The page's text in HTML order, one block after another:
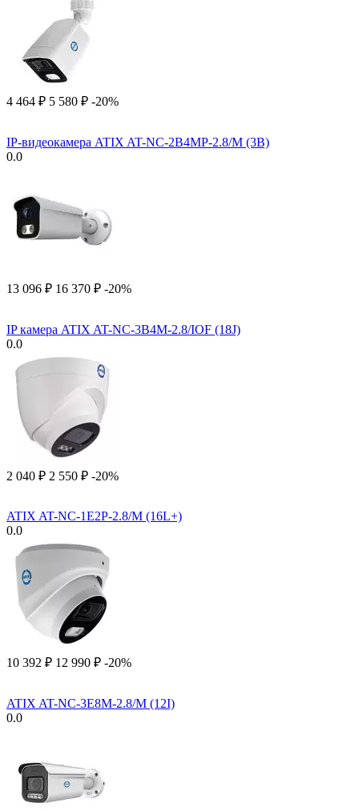
4 464 ₽ 5 580 ₽ -20%
IP-видеокамера ATIX AT-NC-2B4MP-2.8/M (3B)
0.0
13 096 ₽ 16 370 ₽ -20%
IP камера ATIX AT-NC-3B4M-2.8/IOF (18J)
0.0
2 040 ₽ 2 550 ₽ -20%
ATIX AT-NC-1E2P-2.8/M (16L+)
0.0
10 392 ₽ 12 990 ₽ -20%
ATIX AT-NC-3E8M-2.8/M (12I)
0.0